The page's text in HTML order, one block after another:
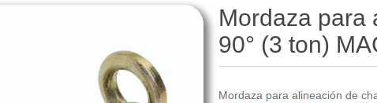
Mordaza para
90° (3 ton)
Mordaza para alineación de